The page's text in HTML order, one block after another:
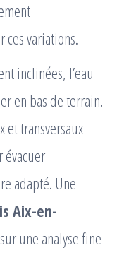
variations.
inclinées, l’eau
en bas de terrain.
transversaux
adapté. Une
Aix-en-
une analyse fine